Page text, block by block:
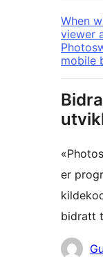
When
viewer
mobile
er
bidratt